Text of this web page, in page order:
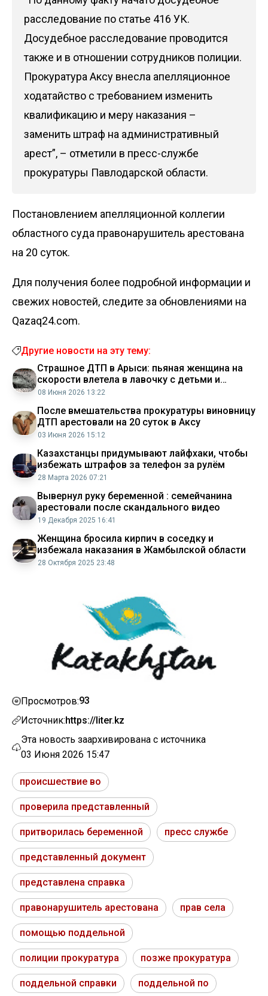
расследование по статье 416 УК.
Досудебное расследование проводится
также и в отношении сотрудников полиции.
Прокуратура Аксу внесла апелляционное
ходатайство с требованием изменить
квалификацию и меру наказания –
заменить штраф на административный
арест”, – отметили в пресс-службе
прокуратуры Павлодарской области.
Постановлением апелляционной коллегии
областного суда правонарушитель арестована
на 20 суток.
Для получения более подробной информации и
свежих новостей, следите за обновлениями на
Qazaq24.com.
Другие новости на эту тему:
Страшное ДТП в Арыси: пьяная женщина на
скорости влетела в лавочку с детьми и
беременной
08 Июня 2026 13:22
После вмешательства прокуратуры виновницу
ДТП арестовали на 20 суток в Аксу
03 Июня 2026 15:12
Казахстанцы придумывают лайфхаки, чтобы
избежать штрафов за телефон за рулём
28 Марта 2026 07:21
Вывернул руку беременной : семейчанина
арестовали после скандального видео
19 Декабря 2025 16:41
Женщина бросила кирпич в соседку и
избежала наказания в Жамбылской области
28 Октября 2025 23:48
Просмотров:93
Источник:https://liter.kz
Эта новость заархивирована с источника
03 Июня 2026 15:47
происшествие во
проверила представленный
притворилась беременной пресс службе
представленный документ
представлена справка
правонарушитель арестована прав села
помощью поддельной
полиции прокуратура позже прокуратура
поддельной справки поддельной по